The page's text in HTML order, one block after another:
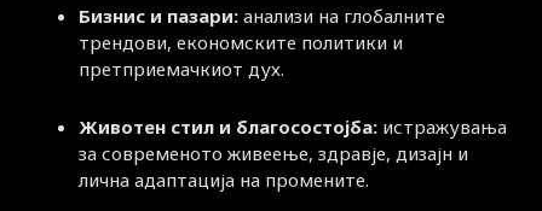
Бизнис и пазари: анализи на глобалните
трендови, економските политики и
претприемачкиот дух.
Животен стил и благосостојба: истражувања
за современото живеење, здравје, дизајн и
лична адаптација на промените.